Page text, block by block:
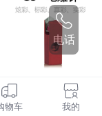
电话
物车 我的